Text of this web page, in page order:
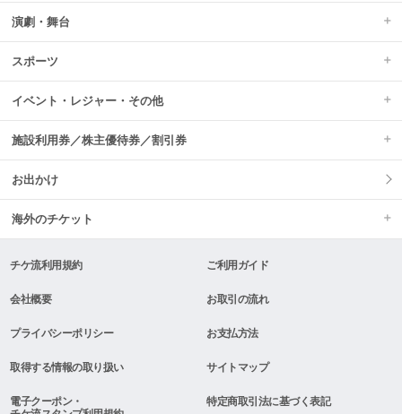
演劇・舞台
スポーツ
イベント・レジャー・その他
施設利用券／株主優待券／割引券
お出かけ
海外のチケット
チケ流利用規約 ご利用ガイド
会社概要 お取引の流れ
プライバシーポリシー お支払方法
取得する情報の取り扱い サイトマップ
電子クーポン・
特定商取引法に基づく表記